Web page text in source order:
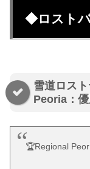
◆ロスト
雪道ロス
Peoria：優
🏆Regional